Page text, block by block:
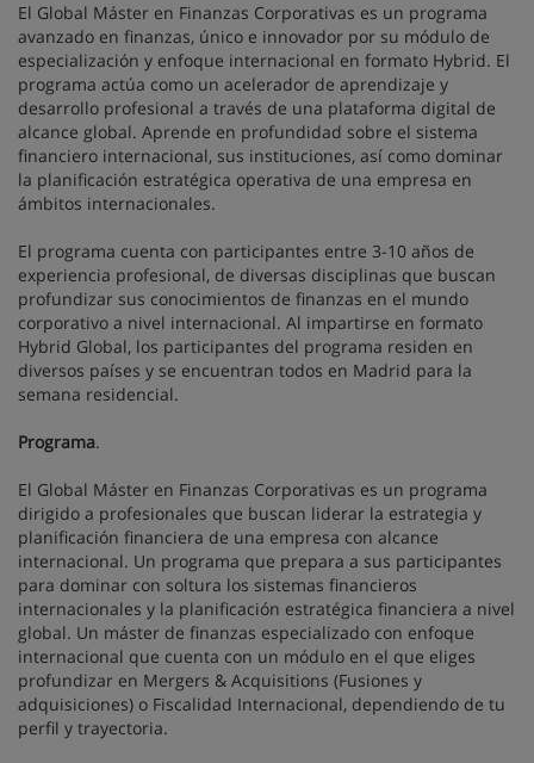
El Global Máster en Finanzas Corporativas es un programa
avanzado en finanzas, único e innovador por su módulo de
especialización y enfoque internacional en formato Hybrid. El
programa actúa como un acelerador de aprendizaje y
desarrollo profesional a través de una plataforma digital de
alcance global. Aprende en profundidad sobre el sistema
financiero internacional, sus instituciones, así como dominar
la planificación estratégica operativa de una empresa en
ámbitos internacionales.
El programa cuenta con participantes entre 3-10 años de
experiencia profesional, de diversas disciplinas que buscan
profundizar sus conocimientos de finanzas en el mundo
corporativo a nivel internacional. Al impartirse en formato
Hybrid Global, los participantes del programa residen en
diversos países y se encuentran todos en Madrid para la
semana residencial.
Programa.
El Global Máster en Finanzas Corporativas es un programa
dirigido a profesionales que buscan liderar la estrategia y
planificación financiera de una empresa con alcance
internacional. Un programa que prepara a sus participantes
para dominar con soltura los sistemas financieros
internacionales y la planificación estratégica financiera a nivel
global. Un máster de finanzas especializado con enfoque
internacional que cuenta con un módulo en el que eliges
profundizar en Mergers & Acquisitions (Fusiones y
adquisiciones) o Fiscalidad Internacional, dependiendo de tu
perfil y trayectoria.